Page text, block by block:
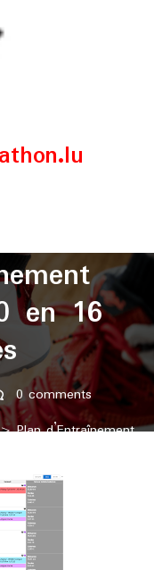
2025
en 16
0 comments
d’Entraînement